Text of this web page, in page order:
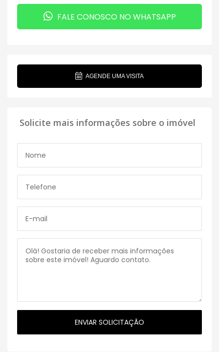
FALE CONOSCO NO WHATSAPP
AGENDE UMA VISITA
Solicite mais informações sobre o imóvel